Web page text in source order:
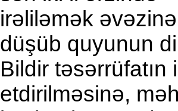
irəliləmək
düşüb quyunun
Bildir təsərrüfatın
etdi­rilməsinə,